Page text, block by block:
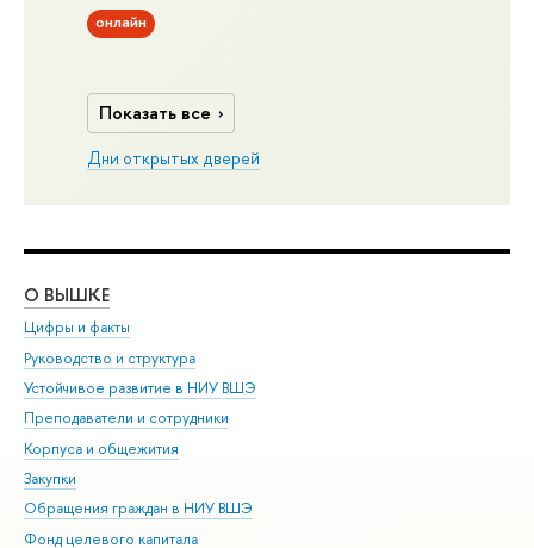
онлайн
Показать все
Дни открытых дверей
О ВЫШКЕ
Цифры и факты
Руководство и структура
Устойчивое развитие в НИУ ВШЭ
Преподаватели и сотрудники
Корпуса и общежития
Закупки
Обращения граждан в НИУ ВШЭ
Фонд целевого капитала